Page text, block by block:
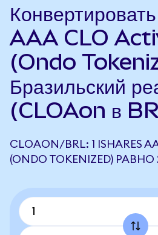
AAA CLO
(Ondo
Бразильский
(CLOAon в
CLOAON/BRL: 1 ISHARES
(ONDO TOKENIZED) РАВНО